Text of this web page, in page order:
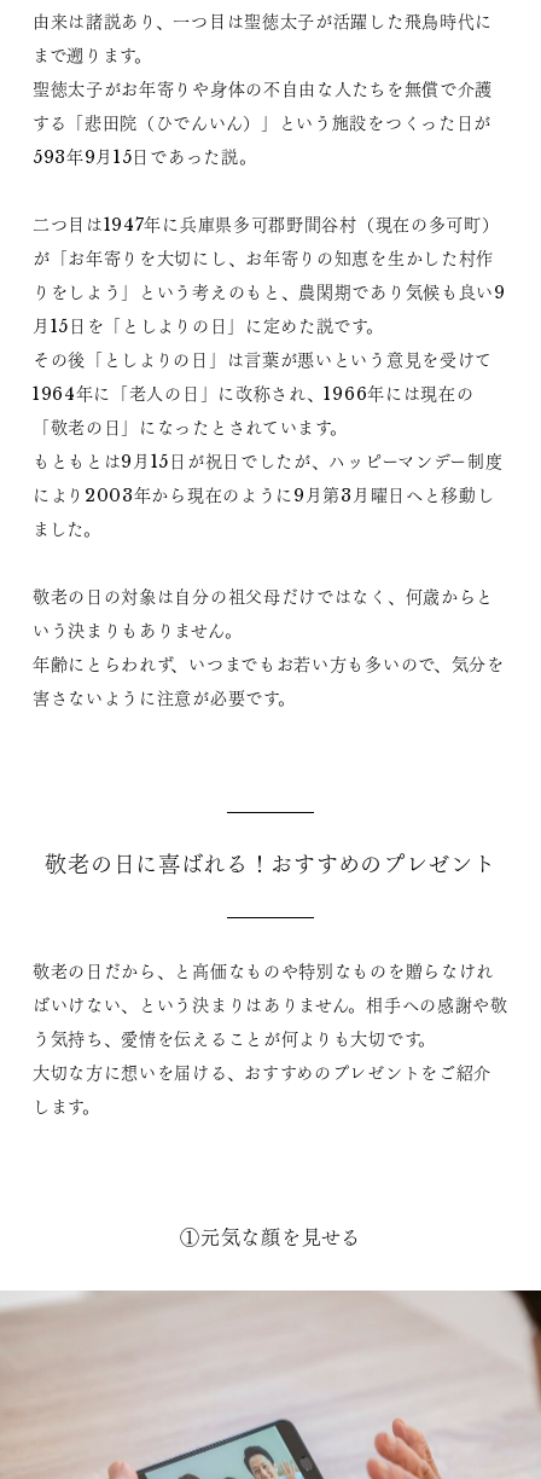
由来は諸説あり、一つ目は聖徳太子が活躍した飛鳥時代に
まで遡ります。
聖徳太子がお年寄りや身体の不自由な人たちを無償で介護
する「悲田院（ひでんいん）」という施設をつくった日が
593年9月15日であった説。
二つ目は1947年に兵庫県多可郡野間谷村（現在の多可町）
が「お年寄りを大切にし、お年寄りの知恵を生かした村作
りをしよう」という考えのもと、農閑期であり気候も良い9
月15日を「としよりの日」に定めた説です。
その後「としよりの日」は言葉が悪いという意見を受けて
1964年に「老人の日」に改称され、1966年には現在の
「敬老の日」になったとされています。
もともとは9月15日が祝日でしたが、ハッピーマンデー制度
により2003年から現在のように9月第3月曜日へと移動し
ました。
敬老の日の対象は自分の祖父母だけではなく、何歳からと
いう決まりもありません。
年齢にとらわれず、いつまでもお若い方も多いので、気分を
害さないように注意が必要です。
敬老の日に喜ばれる！おすすめのプレゼント
敬老の日だから、と高価なものや特別なものを贈らなけれ
ばいけない、という決まりはありません。相手への感謝や敬
う気持ち、愛情を伝えることが何よりも大切です。
大切な方に想いを届ける、おすすめのプレゼントをご紹介
します。
①元気な顔を見せる